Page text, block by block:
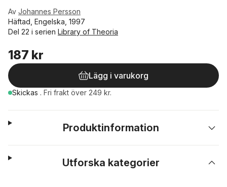
Av Johannes Persson
Häftad, Engelska, 1997
Del 22 i serien Library of Theoria
187 kr
Lägg i varukorg
Skickas . Fri frakt över 249 kr.
Produktinformation
Utforska kategorier